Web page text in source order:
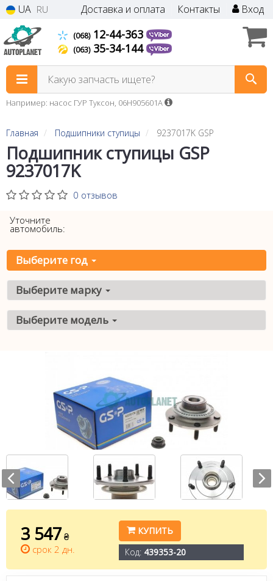
UA RU Доставка и оплата Контакты Вход
(068)12-44-363
(063)35-34-144
Какую запчасть ищете?
Например: насос ГУР Туксон, 06H905601A
Главная Подшипники ступицы 9237017K GSP
Подшипник ступицы GSP
9237017K
0 отзывов
Уточните
автомобиль:
Выберите год
Выберите марку
Выберите модель
3 547 ₴
срок 2 дн.
КУПИТЬ
Код: 439353-20